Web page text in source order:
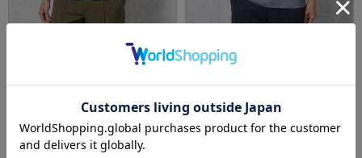
【吸汗速乾】半袖ポロシャツワイドカラービ
ズポロ織柄無地カジュアルインナーTOKYORU
40%off
WEB価格： 3,290円 (税込)
【吸汗速乾】半袖ポロシャツワイドカラービ
ズポロ織柄無地カジュアルインナーTOKYORU
価格： 5,489円
40%off